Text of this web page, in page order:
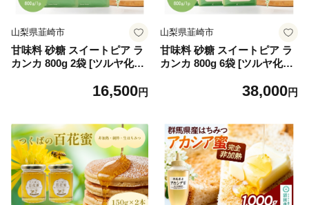
山梨県韮崎市
甘味料 砂糖 スイートピア ラ
カンカ 800g 2袋 [ツルヤ化成
7] 顆粒 天然甘味料 シュガー
ボ 糖類ゼロ ダイエット お菓
子 カロリーオフ 低GI 黒糖 風
味 ふるさと納税 ふるさと 返
礼品
16,500円
山梨県韮崎市
甘味料 砂糖 スイートピア ラ
カンカ 800g 6袋 [ツルヤ化成
6] 顆粒 天然甘味料 シュガー
ボ 糖類ゼロ ダイエット お菓
子 カロリーオフ 低GI 黒糖 風
味 ふるさと納税 ふるさと 返
礼品
38,000円